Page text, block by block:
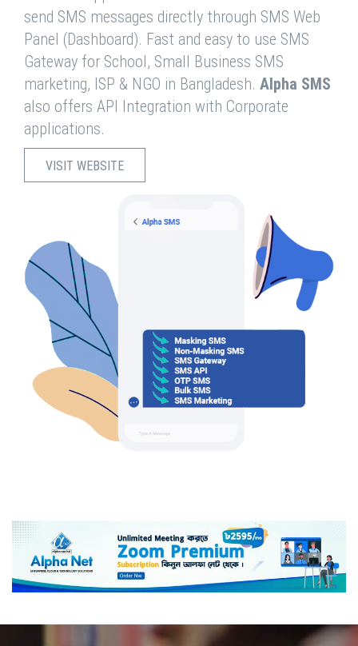
send SMS messages directly through SMS Web
Panel (Dashboard). Fast and easy to use SMS
Gateway for School, Small Business SMS
marketing, ISP & NGO in Bangladesh. Alpha SMS
also offers API Integration with Corporate
applications.
VISIT WEBSITE